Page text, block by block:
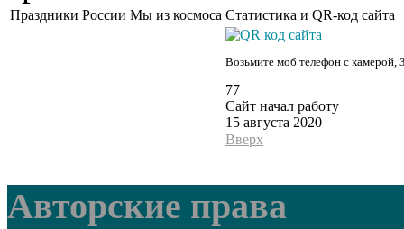
Праздники России Мы из космоса Статистика и QR-код сайта
Возьмите моб телефон с камерой,
77
Сайт начал работу
15 августа 2020
Вверх
Авторские права